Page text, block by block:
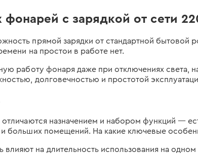
с зарядкой от сети
прямой зарядки от стандартной бытовой
на простои в работе нет.
работу фонаря даже при отключениях света,
долговечностью и простотой
назначением и набором функций —
больших помещений. На какие ключевые
на длительность использования на